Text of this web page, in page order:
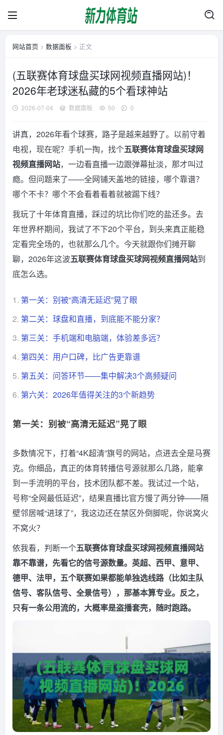
网站首页 > 数据面板 > 正文
(五联赛体育球盘买球网视频直播网站)！
2026年老球迷私藏的5个看球神站
2026-07-04 数据面板 50 0
讲真，2026年看个球赛，路子是越来越野了。以前守着
电视，现在呢？手机一掏，找个五联赛体育球盘买球网
视频直播网站，一边看直播一边跟弹幕扯淡，那才叫过
瘾。但问题来了——全网铺天盖地的链接，哪个靠谱？
哪个不卡？哪个不会看着看着就被踢下线？
我玩了十年体育直播，踩过的坑比你们吃的盐还多。去
年世界杯期间，我试了不下20个平台，到头来真正能稳
定看完全场的，也就那么几个。今天就跟你们摊开聊
聊，2026年这波五联赛体育球盘买球网视频直播网站到
底怎么选。
1. 第一关：别被“高清无延迟”晃了眼
2. 第二关：球盘和直播，到底能不能分家？
3. 第三关：手机端和电脑端，体验差多远？
4. 第四关：用户口碑，比广告更靠谱
5. 第五关：问答环节——集中解决3个高频疑问
6. 第六关：2026年值得关注的3个新趋势
第一关：别被“高清无延迟”晃了眼
多数情况下，打着“4K超清”旗号的网站，点进去全是马赛
克。你细品，真正的体育转播信号源就那么几路，能拿
到一手流明的平台，技术团队都不差。我试过一个站，
号称“全网最低延迟”，结果直播比官方慢了两分钟——隔
壁邻居喊“进球了”，我这边还在禁区外倒脚呢，你说窝火
不窝火？
依我看，判断一个五联赛体育球盘买球网视频直播网站
靠不靠谱，先看它的信号源数量。英超、西甲、意甲、
德甲、法甲，五个联赛如果都能单独选线路（比如主队
信号、客队信号、全景信号），那基本算专业。反之，
只有一条公用流的，大概率是盗播套壳，随时跑路。